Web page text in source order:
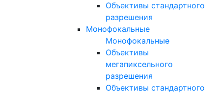
Объективы стандартного
разрешения
Монофокальные
Монофокальные
Объективы
мегапиксельного
разрешения
Объективы стандартного